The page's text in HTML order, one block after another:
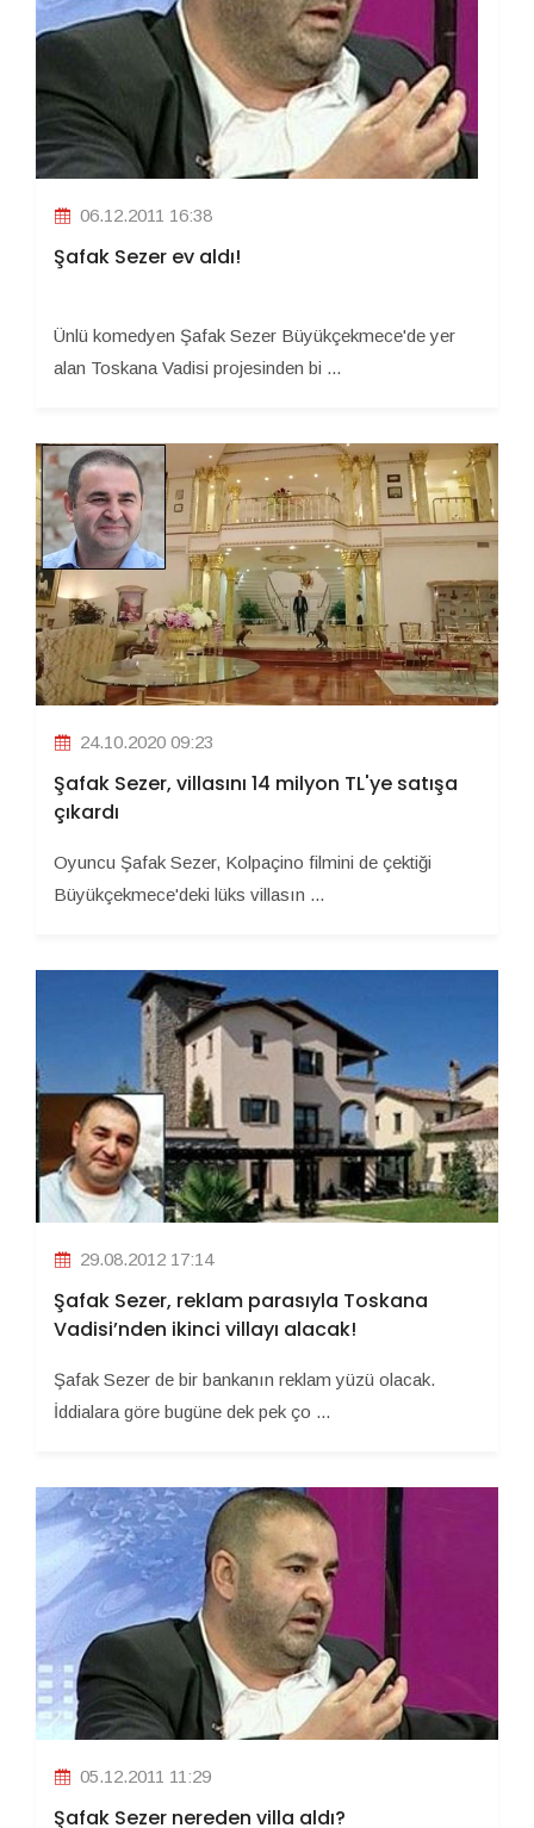
06.12.2011 16:38
Şafak Sezer ev aldı!
Ünlü komedyen Şafak Sezer Büyükçekmece'de yer
alan Toskana Vadisi projesinden bi ...
24.10.2020 09:23
Şafak Sezer, villasını 14 milyon TL'ye satışa
çıkardı
Oyuncu Şafak Sezer, Kolpaçino filmini de çektiği
Büyükçekmece'deki lüks villasın ...
29.08.2012 17:14
Şafak Sezer, reklam parasıyla Toskana
Vadisi’nden ikinci villayı alacak!
Şafak Sezer de bir bankanın reklam yüzü olacak.
İddialara göre bugüne dek pek ço ...
05.12.2011 11:29
Şafak Sezer nereden villa aldı?